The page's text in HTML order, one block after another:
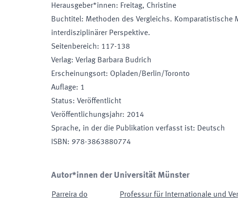
Herausgeber*innen: Freitag, Christine
Buchtitel: Methoden des Vergleichs.
interdisziplinärer Perspektive.
Seitenbereich: 117-138
Verlag: Verlag Barbara Budrich
Erscheinungsort: Opladen/Berlin/Toronto
Auflage: 1
Status: Veröffentlicht
Veröffentlichungsjahr: 2014
Sprache, in der die Publikation verfasst ist: Deutsch
ISBN: 978-3863880774
Autor*innen der Universität Münster
Parreira do
Professur für Internationale und